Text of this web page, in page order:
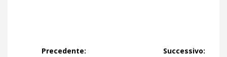
Navigazione
Precedente:
Successivo: